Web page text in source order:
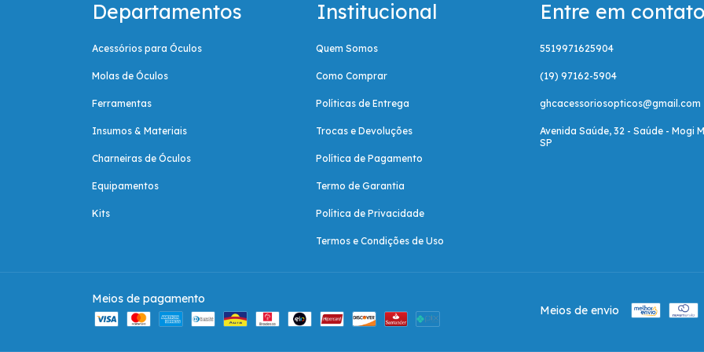
Departamentos
Acessórios para Óculos
Molas de Óculos
Ferramentas
Insumos & Materiais
Charneiras de Óculos
Equipamentos
Kits
Institucional
Quem Somos
Como Comprar
Políticas de Entrega
Trocas e Devoluções
Política de Pagamento
Termo de Garantia
Política de Privacidade
Termos e Condições de Uso
Entre em contato
5519971625904
(19) 97162-5904
ghcacessoriosopticos@gmail.com
Avenida Saúde, 32 - Saúde - Mogi
SP
Meios de pagamento
Meios de envio